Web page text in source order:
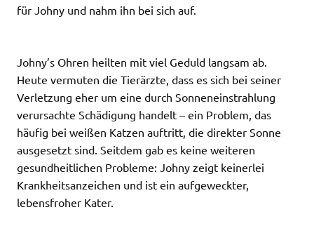
für Johny und nahm ihn bei sich auf.
Johny’s Ohren heilten mit viel Geduld langsam ab.
Heute vermuten die Tierärzte, dass es sich bei seiner
Verletzung eher um eine durch Sonneneinstrahlung
verursachte Schädigung handelt – ein Problem, das
häufig bei weißen Katzen auftritt, die direkter Sonne
ausgesetzt sind. Seitdem gab es keine weiteren
gesundheitlichen Probleme: Johny zeigt keinerlei
Krankheitsanzeichen und ist ein aufgeweckter,
lebensfroher Kater.